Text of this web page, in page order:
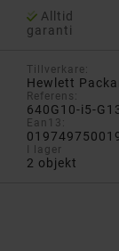
Alltid
garanti
Tillverkare:
Hewlett
Referens:
640G10-i5-
Ean13:
I lager
2 objekt